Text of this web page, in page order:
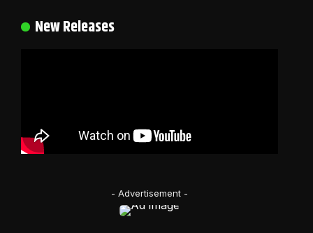
New Releases
- Advertisement -